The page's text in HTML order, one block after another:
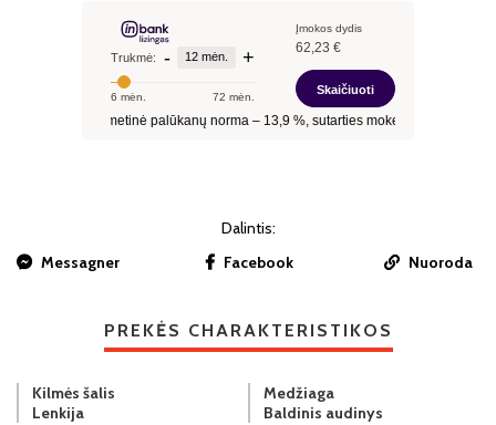
Dalintis:
Messagner
Facebook Nuoroda
PREKĖS CHARAKTERISTIKOS
Kilmės šalis
Lenkija
Medžiaga
Baldinis audinys